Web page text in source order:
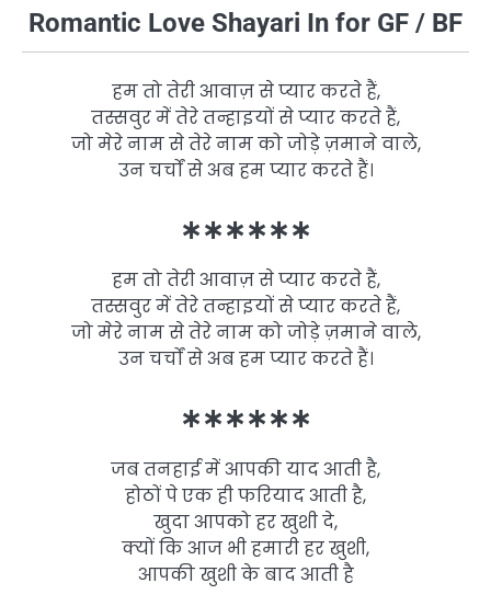
Romantic Love Shayari In for GF / BF
हम तो तेरी आवाज़ से प्यार करते हैं,
तस्सवुर में तेरे तन्हाइयों से प्यार करते हैं,
जो मेरे नाम से तेरे नाम को जोड़े ज़माने वाले,
उन चर्चों से अब हम प्यार करते हैं।
∗∗∗∗∗∗
हम तो तेरी आवाज़ से प्यार करते हैं,
तस्सवुर में तेरे तन्हाइयों से प्यार करते हैं,
जो मेरे नाम से तेरे नाम को जोड़े ज़माने वाले,
उन चर्चों से अब हम प्यार करते हैं।
∗∗∗∗∗∗
जब तनहाई में आपकी याद आती है,
होठों पे एक ही फरियाद आती है,
खुदा आपको हर खुशी दे,
क्यों कि आज भी हमारी हर खुशी,
आपकी खुशी के बाद आती है